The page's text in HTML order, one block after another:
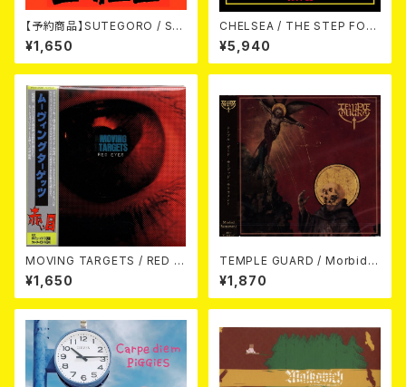
【予約商品】SUTEGORO / ST
REET BATTLE (CD)【8月8日
発売】
¥1,650
CHELSEA / THE STEP FOR
WARD YEARS 1977-82 4CD
¥5,940
MOVING TARGETS / RED E
YES CD
¥1,650
TEMPLE GUARD / Morbid S
¥1,870